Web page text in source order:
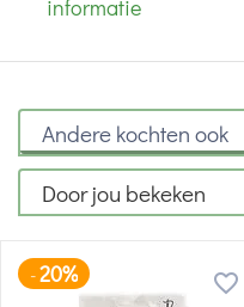
informatie
Andere kochten ook
Door jou bekeken
-20%